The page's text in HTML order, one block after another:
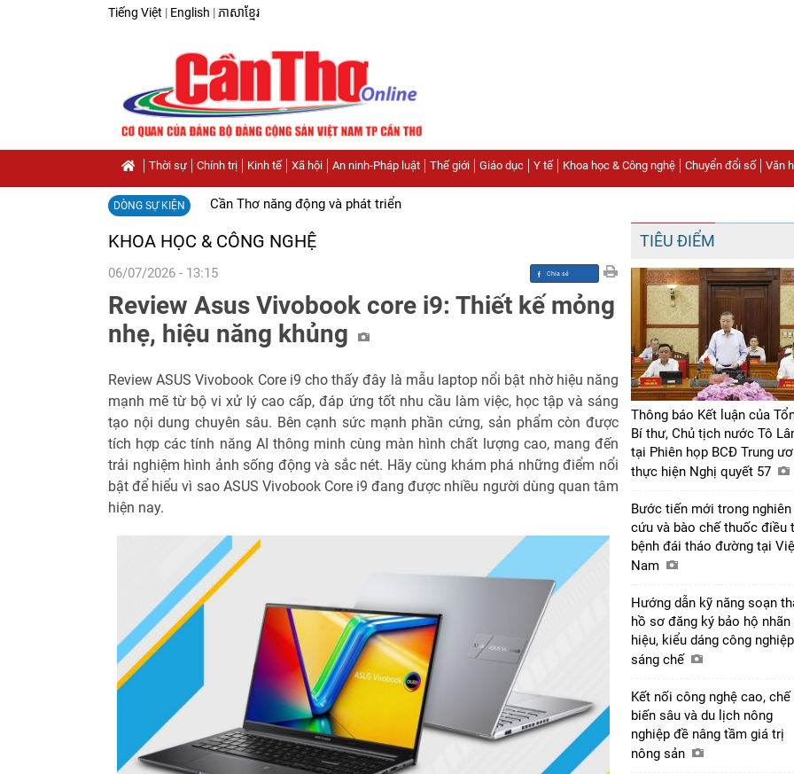
Tiếng Việt | English | ភាសាខ្មែរ
Thời sự Chính trị Kinh tế Xã hội An ninh-Pháp luật Thế giới Giáo dục Y tế Khoa học & Công nghệ Chuyển đổi số Văn
DÒNG SỰ KIỆN Cần Thơ năng động và phát triển
KHOA HỌC & CÔNG NGHỆ
06/07/2026 - 13:15
Review Asus Vivobook core i9: Thiết kế mỏng
nhẹ, hiệu năng khủng
Review ASUS Vivobook Core i9 cho thấy đây là mẫu laptop nổi bật nhờ hiệu năng
mạnh mẽ từ bộ vi xử lý cao cấp, đáp ứng tốt nhu cầu làm việc, học tập và sáng
tạo nội dung chuyên sâu. Bên cạnh sức mạnh phần cứng, sản phẩm còn được
tích hợp các tính năng AI thông minh cùng màn hình chất lượng cao, mang đến
trải nghiệm hình ảnh sống động và sắc nét. Hãy cùng khám phá những điểm nổi
bật để hiểu vì sao ASUS Vivobook Core i9 đang được nhiều người dùng quan tâm
hiện nay.
TIÊU ĐIỂM
Thông báo Kết luận của
Bí thư, Chủ tịch nước Tô
tại Phiên họp BCĐ Trung
thực hiện Nghị quyết 57
Bước tiến mới trong nghiên
cứu và bào chế thuốc điều
bệnh đái tháo đường tại
Nam
Hướng dẫn kỹ năng soạn
hồ sơ đăng ký bảo hộ nhãn
hiệu, kiểu dáng công
sáng chế
Kết nối công nghệ cao, chế
biến sâu và du lịch nông
nghiệp đề nâng tầm giá trị
nông sản